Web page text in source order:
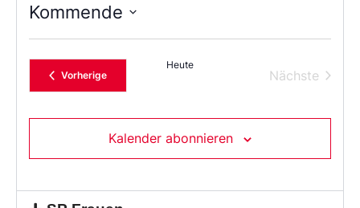
Kommende
Sie
das
Datum
aus.
VorherigeVeranstaltungen
Heute
Nächste
Kalender abonnieren